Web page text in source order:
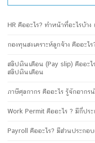
HR คืออะไร? ทำหน้าที่อะไรบ้า
กองทุนสงเคราะห์ลูกจ้าง คืออะไ
สลิปเงินเดือน (Pay slip) คืออะ
สลิปเงินเดือน
ภาษีศุลกากร คืออะไร รู้จักอากร
Work Permit คืออะไร ? มีกี่ปร
Payroll คืออะไร? มีส่วนประกอบ